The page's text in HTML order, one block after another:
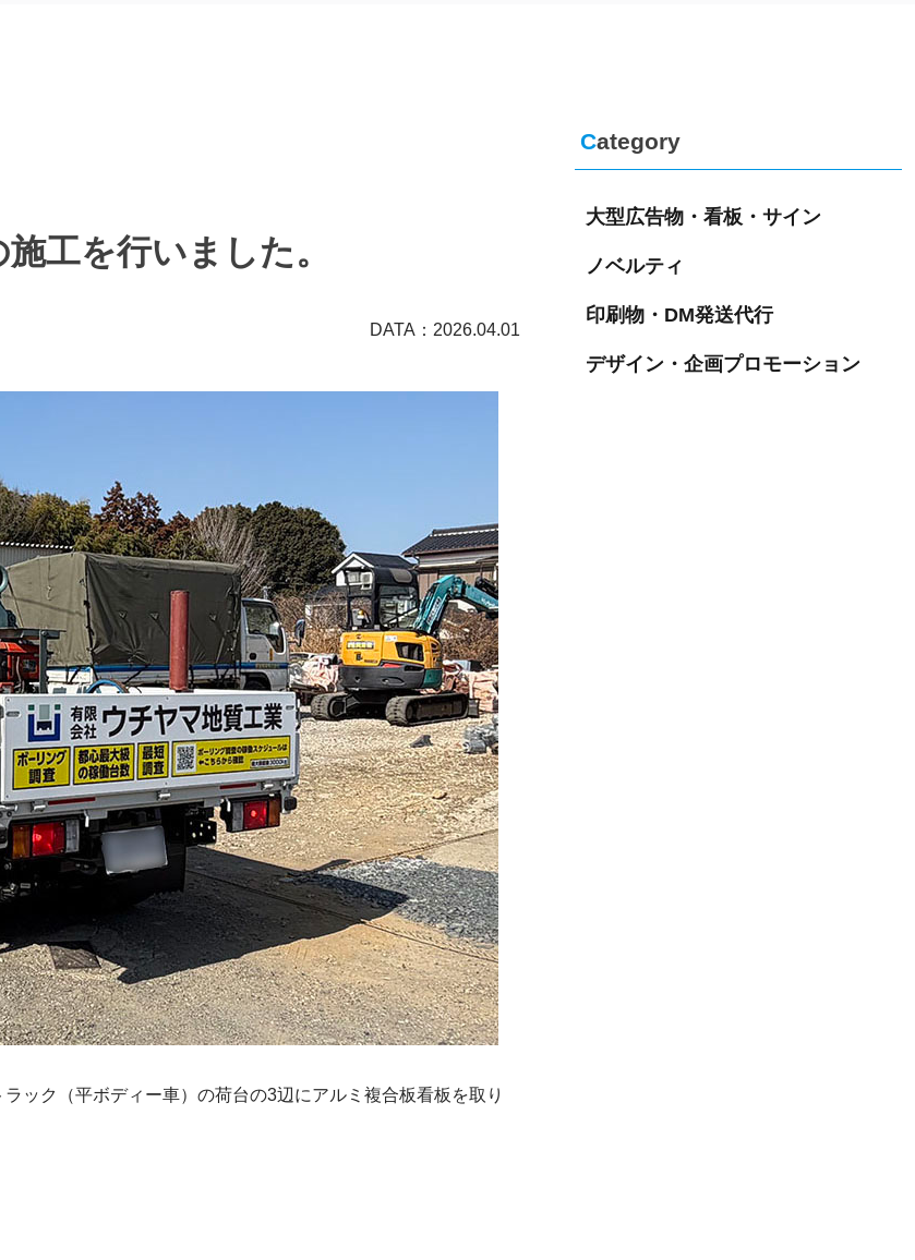
工を行いました。
DATA：2026.04.01
ック（平ボディー車）の荷台の3辺にアルミ複合板看板を取り
Category
大型広告物・看板・サイン
ノベルティ
印刷物・DM発送代行
デザイン・企画プロモーション